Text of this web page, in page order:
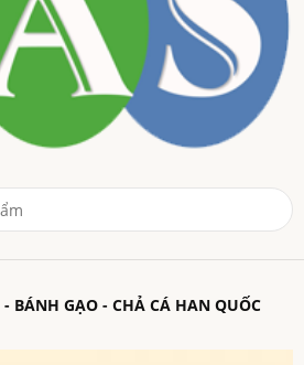
- BÁNH GẠO - CHẢ CÁ HAN QUỐC